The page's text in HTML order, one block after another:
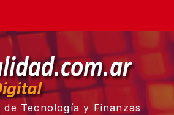
de Tecnología y Finanzas